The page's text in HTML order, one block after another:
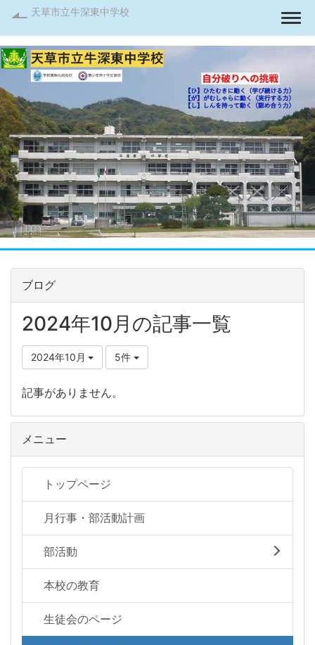
天草市立牛深東中学校
ブログ
2024年10月の記事一覧
2024年10月 5件
記事がありません。
メニュー
トップページ
月行事・部活動計画
部活動
本校の教育
生徒会のページ